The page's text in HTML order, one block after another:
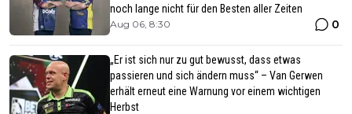
noch lange nicht für den Besten aller Zeiten
Aug 06, 8:30 0
„Er ist sich nur zu gut bewusst, dass etwas
passieren und sich ändern muss“ – Van Gerwen
erhält erneut eine Warnung vor einem wichtigen
Herbst